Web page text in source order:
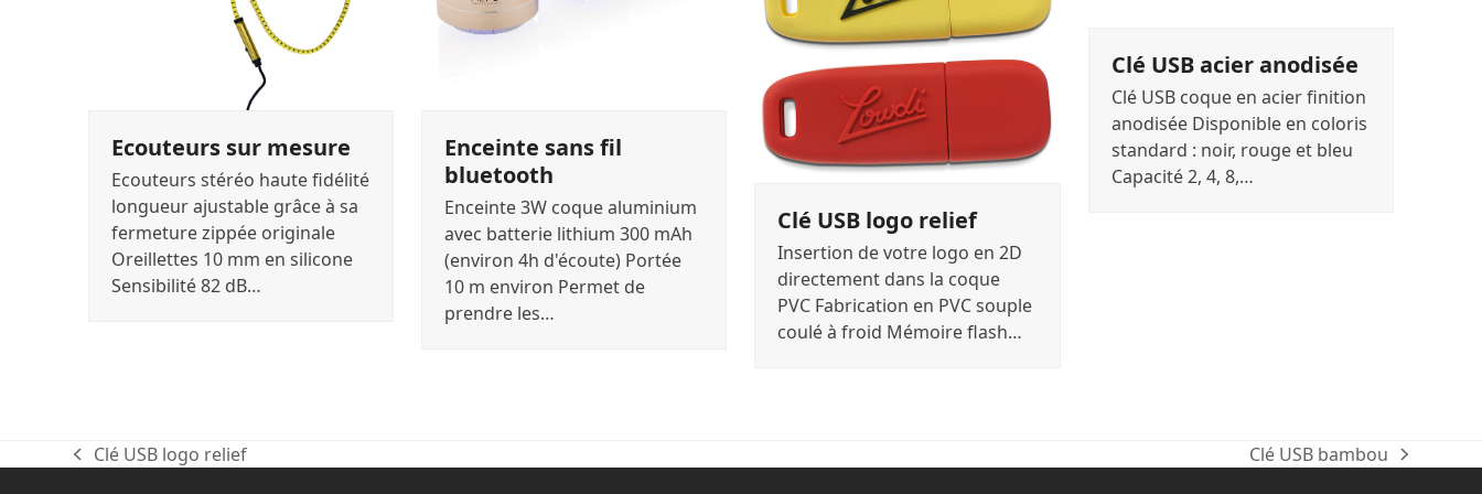
Ecouteurs sur mesure
Ecouteurs stéréo haute fidélité
longueur ajustable grâce à sa
fermeture zippée originale
Oreillettes 10 mm en silicone
Sensibilité 82 dB…
Enceinte sans fil
bluetooth
Enceinte 3W coque aluminium
avec batterie lithium 300 mAh
(environ 4h d'écoute) Portée
10 m environ Permet de
prendre les…
Clé USB logo relief
Insertion de votre logo en 2D
directement dans la coque
PVC Fabrication en PVC souple
coulé à froid Mémoire flash…
Clé USB acier anodisée
Clé USB coque en acier finition
anodisée Disponible en coloris
standard : noir, rouge et bleu
Capacité 2, 4, 8,…
previous
Clé USB logo relief
next
Clé USB bambou